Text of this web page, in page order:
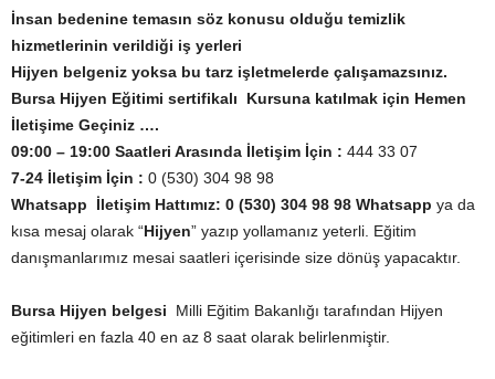
İnsan bedenine temasın söz konusu olduğu temizlik
hizmetlerinin verildiği iş yerleri
Hijyen belgeniz yoksa bu tarz işletmelerde çalışamazsınız.
Bursa Hijyen Eğitimi sertifikalı Kursuna katılmak için Hemen
İletişime Geçiniz ….
09:00 – 19:00 Saatleri Arasında İletişim İçin : 444 33 07
7-24 İletişim İçin : 0 (530) 304 98 98
Whatsapp
İletişim Hattımız: 0 (530) 304 98 98 Whatsapp ya da
kısa mesaj olarak “Hijyen” yazıp yollamanız yeterli. Eğitim
danışmanlarımız mesai saatleri içerisinde size dönüş yapacaktır.
Bursa Hijyen belgesi
Milli Eğitim Bakanlığı tarafından Hijyen
eğitimleri en fazla 40 en az 8 saat olarak belirlenmiştir.